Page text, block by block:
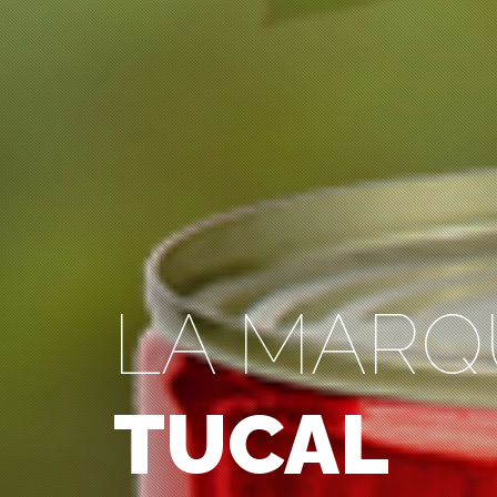
LA
TUCAL